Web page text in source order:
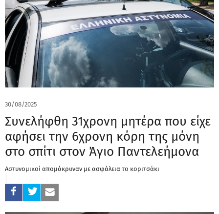
30/08/2025
Συνελήφθη 31χρονη μητέρα που είχε
αφήσει την 6χρονη κόρη της μόνη
στο σπίτι στον Άγιο Παντελεήμονα
Αστυνομικοί απομάκρυναν με ασφάλεια το κοριτσάκι